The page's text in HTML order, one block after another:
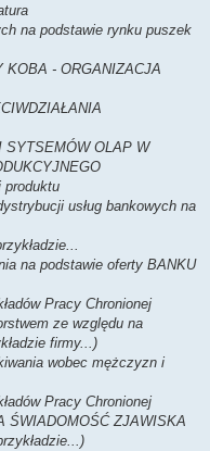
na podstawie rynku puszek
KOBA - ORGANIZACJA
SYTSEMÓW OLAP W
produktu
usług bankowych na
na podstawie oferty BANKU
Pracy Chronionej
ze względu na
firmy...)
wobec mężczyzn i
Pracy Chronionej
ŚWIADOMOŚĆ ZJAWISKA